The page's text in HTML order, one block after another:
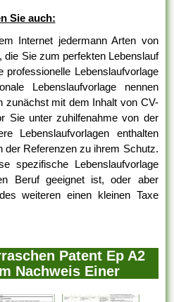
Sie auch:
Internet jedermann Arten von
die Sie zum perfekten Lebenslauf
Lebenslaufvorlage
Lebenslaufvorlage nennen
zunächst mit dem Inhalt von CV-
Sie unter zuhilfenahme von der
Lebenslaufvorlagen enthalten
der Referenzen zu ihrem Schutz.
spezifische Lebenslaufvorlage
Beruf geeignet ist, oder aber
weiteren einen kleinen Taxe
Patent Ep A2
Nachweis Einer